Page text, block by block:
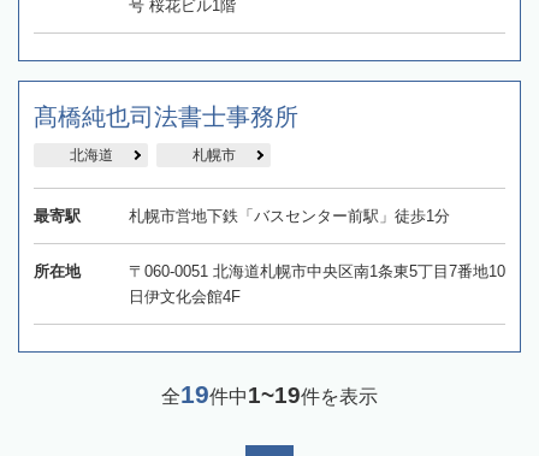
号 桜花ビル1階
髙橋純也司法書士事務所
北海道 札幌市
最寄駅 札幌市営地下鉄「バスセンター前駅」徒歩1分
所在地
〒060-0051 北海道札幌市中央区南1条東5丁目7番地10
日伊文化会館4F
全19件中1~19件を表示